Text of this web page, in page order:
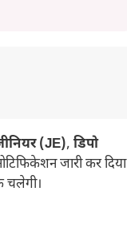
(JE), डिपो
जारी कर दिया
चलेगी।